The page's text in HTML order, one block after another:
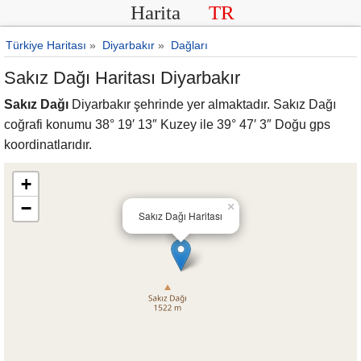
Harita TR
Türkiye Haritası » Diyarbakır » Dağları
Sakız Dağı Haritası Diyarbakır
Sakız Dağı Diyarbakır şehrinde yer almaktadır. Sakız Dağı
coğrafi konumu 38° 19′ 13″ Kuzey ile 39° 47′ 3″ Doğu gps
koordinatlarıdır.
Sakız Dağı Haritası
×
+
−